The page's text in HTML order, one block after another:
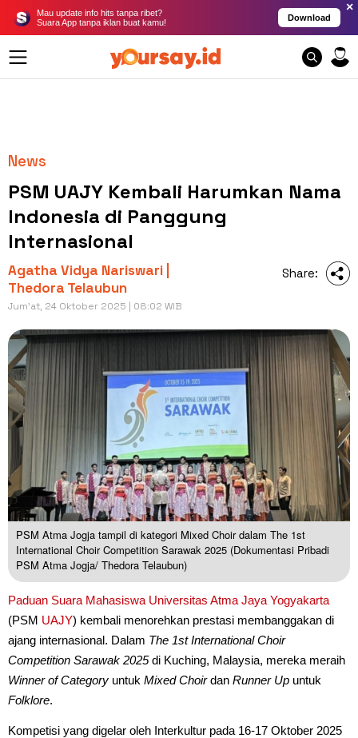
Mau update info hits tanpa ribet?
Suara App tanpa iklan buat kamu!
Download
×
News
PSM UAJY Kembali Harumkan Nama
Indonesia di Panggung
Internasional
Agatha Vidya Nariswari |
Thedora Telaubun
Jum'at, 24 Oktober 2025 | 08:02 WIB
Share:
PSM Atma Jogja tampil di kategori Mixed Choir dalam The 1st
International Choir Competition Sarawak 2025 (Dokumentasi Pribadi
PSM Atma Jogja/ Thedora Telaubun)
Paduan Suara Mahasiswa Universitas Atma Jaya Yogyakarta
(PSM UAJY) kembali menorehkan prestasi membanggakan di
ajang internasional. Dalam The 1st International Choir
Competition Sarawak 2025di Kuching, Malaysia, mereka meraih
Winner of Category untuk Mixed Choirdan Runner Up untuk
Folklore.
Kompetisi yang digelar oleh Interkultur pada 16-17 Oktober 2025